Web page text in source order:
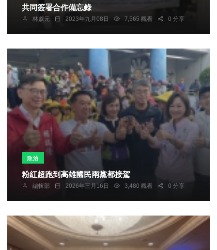
共同簽署合作備忘錄
林獻元 2023年九月08日 7,565 觀看 0 分享
政治
粉紅超跑到高雄國民兩黨都接駕
編輯部 2026年三月16日 3,480 觀看 0 分享